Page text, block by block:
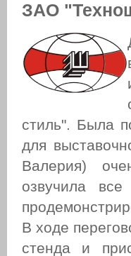
ЗАО
стиль". Была
для
Валерия)
озвучила
В ходе
стенда и